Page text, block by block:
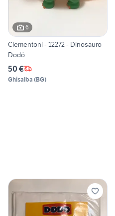
6
Clementoni - 12272 - Dinosauro
Dodò
50 €
Ghisalba (BG)